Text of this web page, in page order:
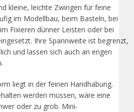
kleine, leichte Zwingen für feine
im Modellbau, beim Basteln, bei
Fixieren dünner Leisten oder bei
Ihre Spannweite ist begrenzt,
und lassen sich auch an engen
liegt in der feinen Handhabung.
werden müssen, wäre eine
oder zu grob. Mini-